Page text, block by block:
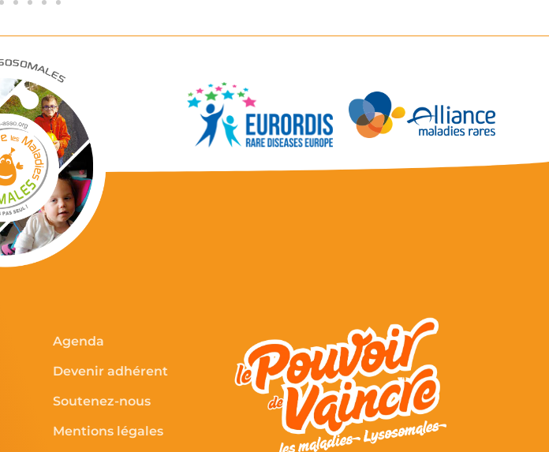
Agenda
Devenir adhérent
Soutenez-nous
Mentions légales